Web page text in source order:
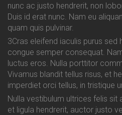
nunc ac justo hendrerit, non
Duis id erat nunc. Nam eu
quam quis pulvinar.
3Cras eleifend iaculis purus sed
congue semper consequat.
luctus eros. Nulla porttitor
Vivamus blandit tellus risus, et
imperdiet orci tellus, in tristique
Nulla vestibulum ultrices felis sit
et ligula hendrerit, auctor justo